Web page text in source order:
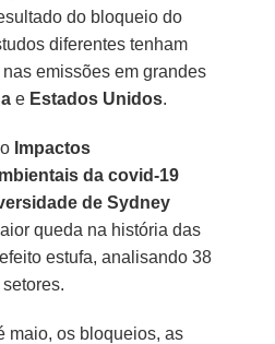
do bloqueio do
diferentes tenham
emissões em grandes
e Estados Unidos.
Impactos
da covid-19
de Sydney
queda na história das
estufa, analisando 38
maio, os bloqueios, as